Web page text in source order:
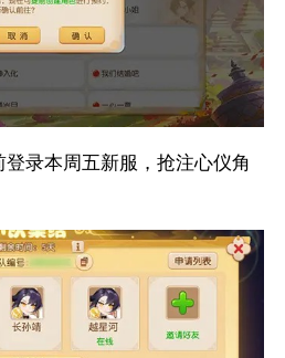
登录本周五新服，抢注心仪角